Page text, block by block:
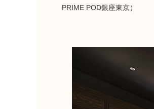
PRIME POD銀座東京）